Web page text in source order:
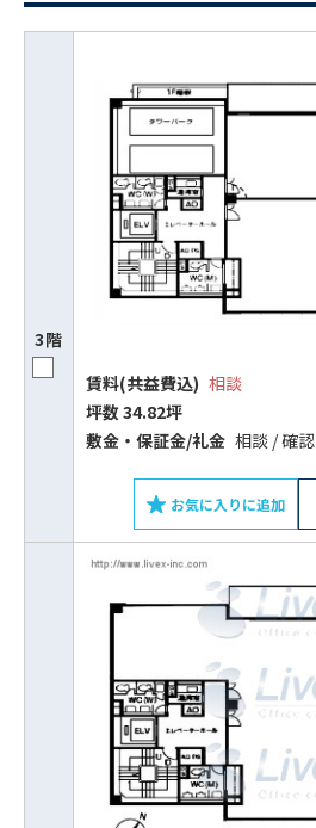
3階
賃料(共益費込) 相談
坪数 34.82坪
敷⾦‧保証⾦/礼⾦ 相談 / 確認
お気に入りに追加